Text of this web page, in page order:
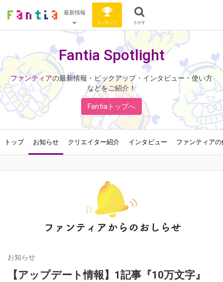
最新情報
ランキング さがす
Fantia Spotlight
ファンティアの最新情報・ピックアップ・インタビュー・使い方
などをご紹介！
Fantiaトップへ
トップ お知らせ クリエイター紹介 インタビュー ファンティア
お知らせ
【アップデート情報】1記事『10万文字』